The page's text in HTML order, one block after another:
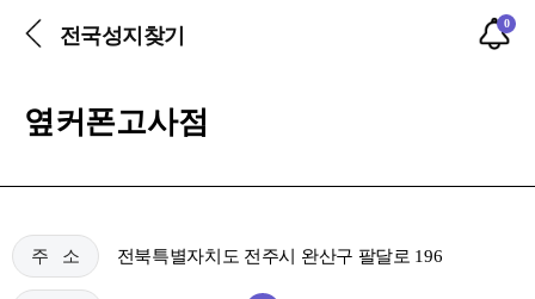
전국성지찾기
0
옆커폰고사점
주 소 전북특별자치도 전주시 완산구 팔달로 196